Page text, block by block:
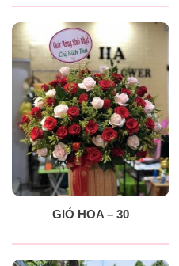
GIỎ HOA – 30